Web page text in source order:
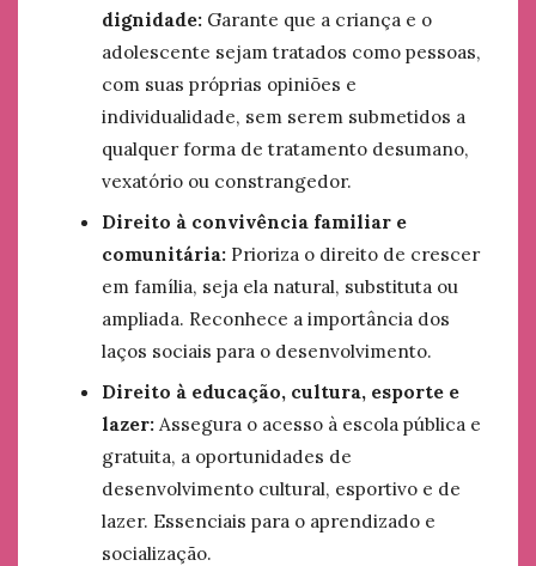
dignidade: Garante que a criança e o
adolescente sejam tratados como pessoas,
com suas próprias opiniões e
individualidade, sem serem submetidos a
qualquer forma de tratamento desumano,
vexatório ou constrangedor.
Direito à convivência familiar e
comunitária: Prioriza o direito de crescer
em família, seja ela natural, substituta ou
ampliada. Reconhece a importância dos
laços sociais para o desenvolvimento.
Direito à educação, cultura, esporte e
lazer: Assegura o acesso à escola pública e
gratuita, a oportunidades de
desenvolvimento cultural, esportivo e de
lazer. Essenciais para o aprendizado e
socialização.